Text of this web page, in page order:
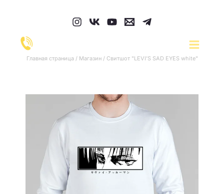
содержимому
Главная страница / Магазин/ Свитшот "LEVI’S SAD EYES white"
Свитшот
EYES